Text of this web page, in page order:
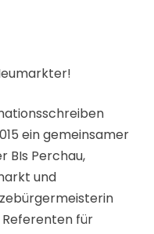
ein gemeinsamer
BIs Perchau,
und
Referenten für